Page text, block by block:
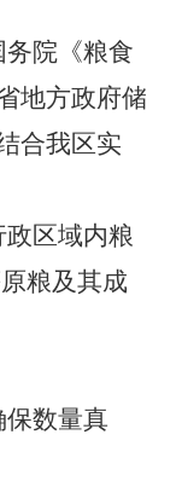
院《粮食
地方政府储
合我区实
区域内粮
粮及其成
数量真